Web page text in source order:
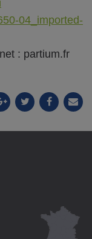
04_imported-
: partium.fr